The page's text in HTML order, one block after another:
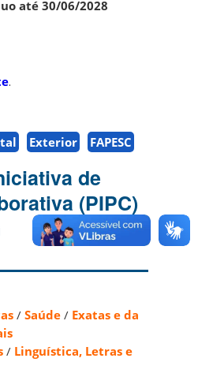
até 30/06/2028
.
Exterior FAPESC
de
(PIPC)
/Saúde / Exatas e da
/ Linguística, Letras e